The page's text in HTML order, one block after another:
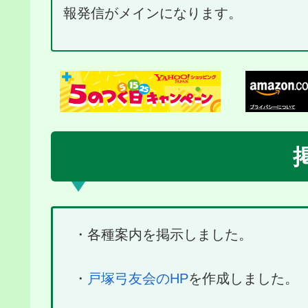
報発信がメインになります。
・各種案内を掲示しました。
・ 戸塚弓友会のHPを作成しました。